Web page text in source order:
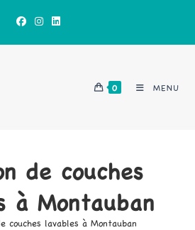
0 MENU
de couches
à Montauban
couches lavables à Montauban